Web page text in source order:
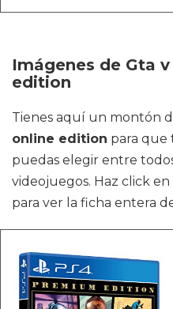
Imágenes de Gta
edition
Tienes aquí un montón
online edition para que
puedas elegir entre
videojuegos. Haz click
para ver la ficha entera